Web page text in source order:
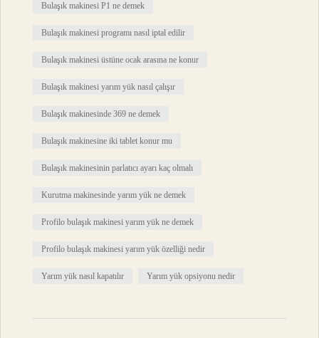
Bulaşık makinesi P1 ne demek
Bulaşık makinesi programı nasıl iptal edilir
Bulaşık makinesi üstüne ocak arasına ne konur
Bulaşık makinesi yarım yük nasıl çalışır
Bulaşık makinesinde 369 ne demek
Bulaşık makinesine iki tablet konur mu
Bulaşık makinesinin parlatıcı ayarı kaç olmalı
Kurutma makinesinde yarım yük ne demek
Profilo bulaşık makinesi yarım yük ne demek
Profilo bulaşık makinesi yarım yük özelliği nedir
Yarım yük nasıl kapatılır Yarım yük opsiyonu nedir